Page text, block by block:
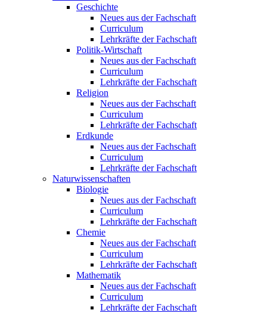
Geschichte
Neues aus der Fachschaft
Curriculum
Lehrkräfte der Fachschaft
Politik-Wirtschaft
Neues aus der Fachschaft
Curriculum
Lehrkräfte der Fachschaft
Religion
Neues aus der Fachschaft
Curriculum
Lehrkräfte der Fachschaft
Erdkunde
Neues aus der Fachschaft
Curriculum
Lehrkräfte der Fachschaft
Naturwissenschaften
Biologie
Neues aus der Fachschaft
Curriculum
Lehrkräfte der Fachschaft
Chemie
Neues aus der Fachschaft
Curriculum
Lehrkräfte der Fachschaft
Mathematik
Neues aus der Fachschaft
Curriculum
Lehrkräfte der Fachschaft